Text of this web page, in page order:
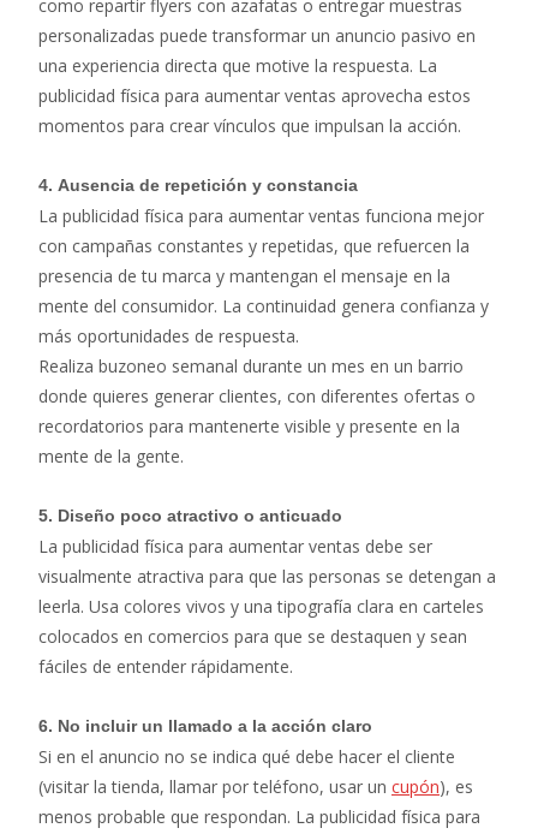
como repartir flyers con azafatas o entregar muestras
personalizadas puede transformar un anuncio pasivo en
una experiencia directa que motive la respuesta. La
publicidad física para aumentar ventas aprovecha estos
momentos para crear vínculos que impulsan la acción.
4. Ausencia de repetición y constancia
La publicidad física para aumentar ventas funciona mejor
con campañas constantes y repetidas, que refuercen la
presencia de tu marca y mantengan el mensaje en la
mente del consumidor. La continuidad genera confianza y
más oportunidades de respuesta.
Realiza buzoneo semanal durante un mes en un barrio
donde quieres generar clientes, con diferentes ofertas o
recordatorios para mantenerte visible y presente en la
mente de la gente.
5. Diseño poco atractivo o anticuado
La publicidad física para aumentar ventas debe ser
visualmente atractiva para que las personas se detengan a
leerla. Usa colores vivos y una tipografía clara en carteles
colocados en comercios para que se destaquen y sean
fáciles de entender rápidamente.
6. No incluir un llamado a la acción claro
Si en el anuncio no se indica qué debe hacer el cliente
(visitar la tienda, llamar por teléfono, usar un cupón), es
menos probable que respondan. La publicidad física para